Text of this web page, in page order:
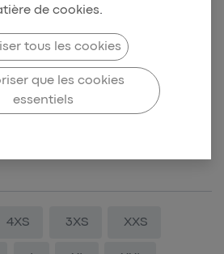
LEU Maillot
H
4XS 3XS XXS
de cookies
tous les cookies
que les cookies
essentiels